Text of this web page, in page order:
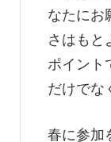
なたにお
さはもと
ポイント
だけでな
春に参加